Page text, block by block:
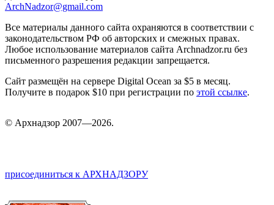
ArchNadzor@gmail.com
Все материалы данного сайта охраняются в соответствии с
законодательством РФ об авторских и смежных правах.
Любое использование материалов сайта Archnadzor.ru без
письменного разрешения редакции запрещается.
Сайт размещён на сервере Digital Ocean за $5 в месяц.
Получите в подарок $10 при регистрации по этой ссылке.
© Архнадзор 2007—2026.
присоединиться к АРХНАДЗОРУ